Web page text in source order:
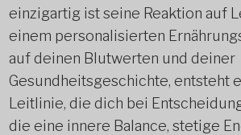
einzigartig ist seine Reaktion auf
einem personalisierten
auf deinen Blutwerten und deiner
Gesundheitsgeschichte, entsteht
Leitlinie, die dich bei
die eine innere Balance, stetige